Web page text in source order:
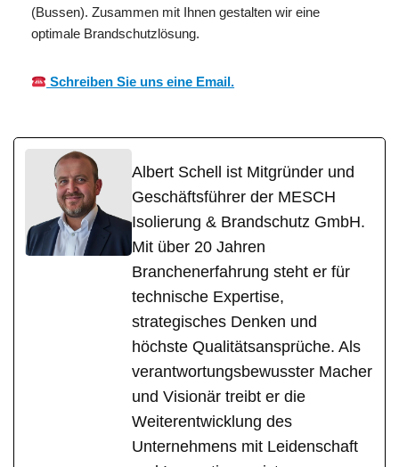
(Bussen). Zusammen mit Ihnen gestalten wir eine
optimale Brandschutzlösung.
Schreiben Sie uns eine Email.
Albert Schell ist Mitgründer und
Geschäftsführer der MESCH
Isolierung & Brandschutz GmbH.
Mit über 20 Jahren
Branchenerfahrung steht er für
technische Expertise,
strategisches Denken und
höchste Qualitätsansprüche. Als
verantwortungsbewusster Macher
und Visionär treibt er die
Weiterentwicklung des
Unternehmens mit Leidenschaft